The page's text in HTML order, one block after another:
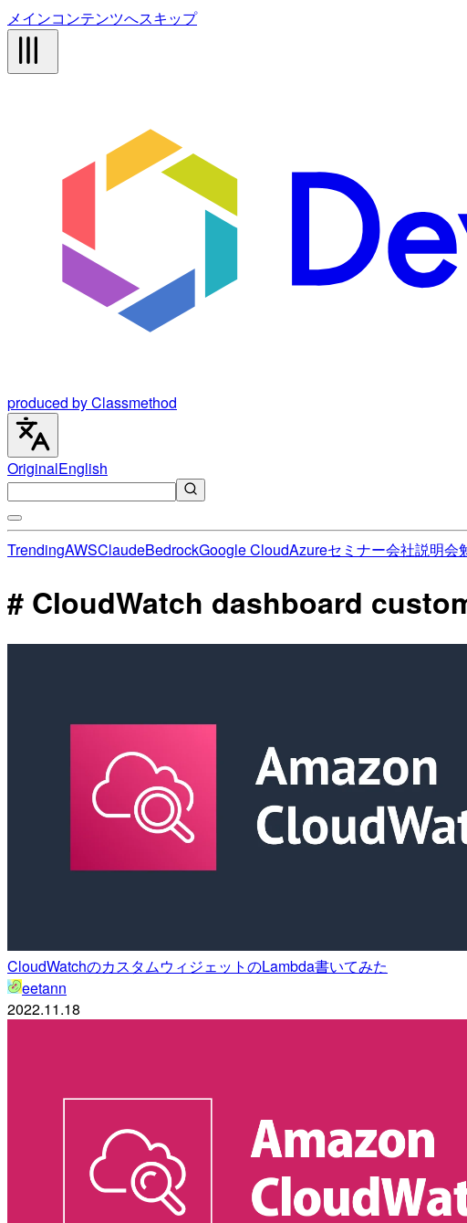
メインコンテンツへスキップ
produced by Classmethod
OriginalEnglish
TrendingAWSClaudeBedrockGoogle CloudAzureセミナー会社説明会
# CloudWatch dashboard
CloudWatchのカスタムウィジェットのLambda書いてみた
eetann
2022.11.18